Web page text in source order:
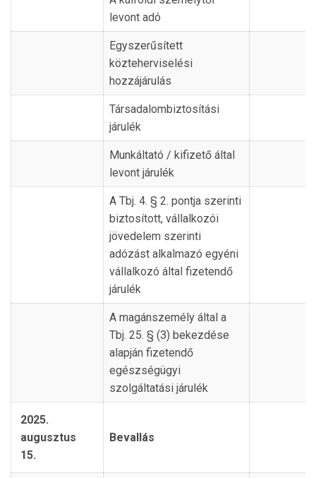
levont adó
Egyszerűsített
közteherviselési
hozzájárulás
Társadalombiztosítási
járulék
Munkáltató / kifizető által
levont járulék
A Tbj. 4. § 2. pontja szerinti
biztosított, vállalkozói
jövedelem szerinti
adózást alkalmazó egyéni
vállalkozó által fizetendő
járulék
A magánszemély által a
Tbj. 25. § (3) bekezdése
alapján fizetendő
egészségügyi
szolgáltatási járulék
2025.
augusztus
15.
Bevallás